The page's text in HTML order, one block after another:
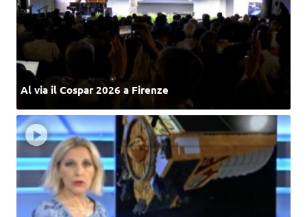
Al via il Cospar 2026 a Firenze